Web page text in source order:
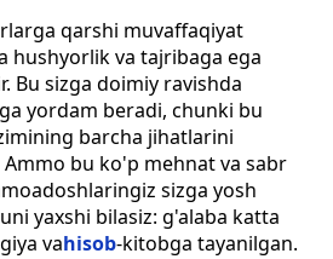
qarshi muvaffaqiyat
hushyorlik va tajribaga ega
Bu sizga doimiy ravishda
yordam beradi, chunki bu
barcha jihatlarini
bu ko'p mehnat va sabr
sizga yosh
yaxshi bilasiz: g'alaba katta
vahisob-kitobga tayanilgan.